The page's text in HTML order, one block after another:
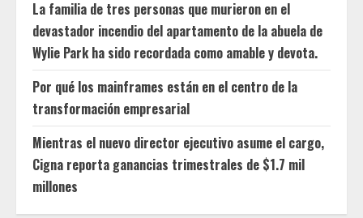
La familia de tres personas que murieron en el
devastador incendio del apartamento de la abuela de
Wylie Park ha sido recordada como amable y devota.
Por qué los mainframes están en el centro de la
transformación empresarial
Mientras el nuevo director ejecutivo asume el cargo,
Cigna reporta ganancias trimestrales de $1.7 mil
millones